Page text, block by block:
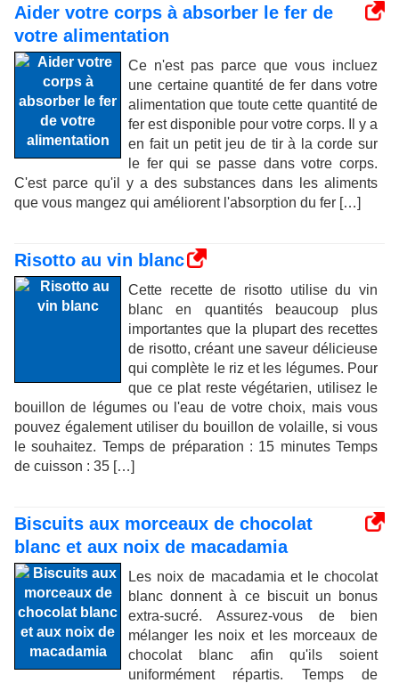
Aider votre corps à absorber le fer de
votre alimentation
Ce n'est pas parce que vous incluez
une certaine quantité de fer dans votre
alimentation que toute cette quantité de
fer est disponible pour votre corps. Il y a
en fait un petit jeu de tir à la corde sur
le fer qui se passe dans votre corps.
C'est parce qu'il y a des substances dans les aliments
que vous mangez qui améliorent l'absorption du fer […]
Risotto au vin blanc
Cette recette de risotto utilise du vin
blanc en quantités beaucoup plus
importantes que la plupart des recettes
de risotto, créant une saveur délicieuse
qui complète le riz et les légumes. Pour
que ce plat reste végétarien, utilisez le
bouillon de légumes ou l'eau de votre choix, mais vous
pouvez également utiliser du bouillon de volaille, si vous
le souhaitez. Temps de préparation : 15 minutes Temps
de cuisson : 35 […]
Biscuits aux morceaux de chocolat
blanc et aux noix de macadamia
Les noix de macadamia et le chocolat
blanc donnent à ce biscuit un bonus
extra-sucré. Assurez-vous de bien
mélanger les noix et les morceaux de
chocolat blanc afin qu'ils soient
uniformément répartis. Temps de